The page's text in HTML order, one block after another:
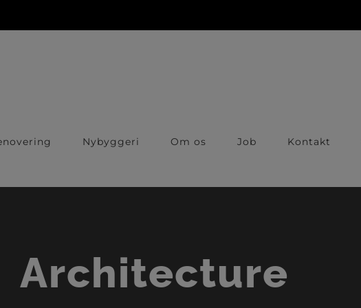
Nybyggeri Om os Job Kontakt
Architecture